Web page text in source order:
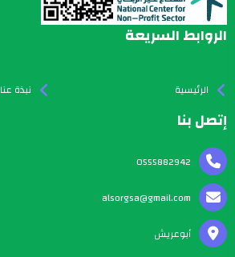
الروابط السريعة
الرئيسية نبذة عنا
إتصل بنا
0555882942
alsorgsa@gmail.com
أبوعريش